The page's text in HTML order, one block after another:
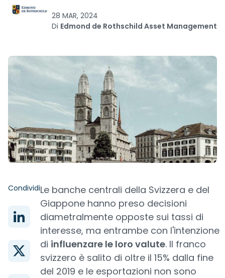
28 MAR, 2024
Di Edmond de Rothschild Asset Management
CondividiLe banche centrali della Svizzera e del
Giappone hanno preso decisioni
diametralmente opposte sui tassi di
interesse, ma entrambe con l'intenzione
di influenzare le loro valute. Il franco
svizzero è salito di oltre il 15% dalla fine
del 2019 e le esportazioni non sono